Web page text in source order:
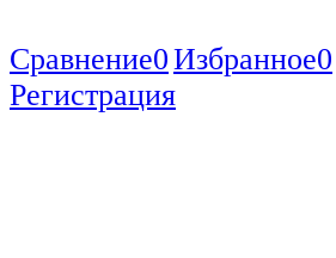
Сравнение0Избранное0
Регистрация